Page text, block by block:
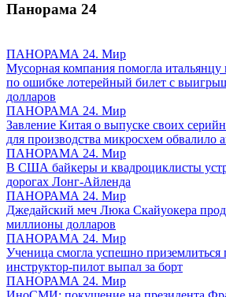
Панорама 24
ПАНОРАМА 24. Мир
Мусорная компания помогла
по ошибке лотерейный билет с
долларов
ПАНОРАМА 24. Мир
Завление Китая о выпуске своих
для производства микросхем обвалило
ПАНОРАМА 24. Мир
В США байкеры и квадроциклисты
дорогах Лонг-Айленда
ПАНОРАМА 24. Мир
Джедайский меч Люка Скайуокера
миллионы долларов
ПАНОРАМА 24. Мир
Ученица смогла успешно приземлиться
инструктор-пилот выпал за борт
ПАНОРАМА 24. Мир